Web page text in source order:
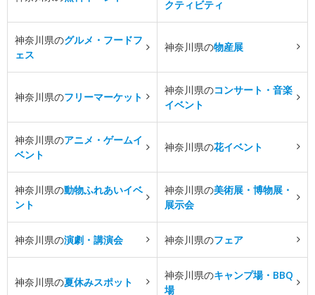
クティビティ
神奈川県のグルメ・フードフ
ェス
神奈川県の物産展
神奈川県のフリーマーケット
神奈川県のコンサート・音楽
イベント
神奈川県のアニメ・ゲームイ
ベント
神奈川県の花イベント
神奈川県の動物ふれあいイベ
ント
神奈川県の美術展・博物展・
展示会
神奈川県の演劇・講演会 神奈川県のフェア
神奈川県の夏休みスポット
神奈川県のキャンプ場・BBQ
場